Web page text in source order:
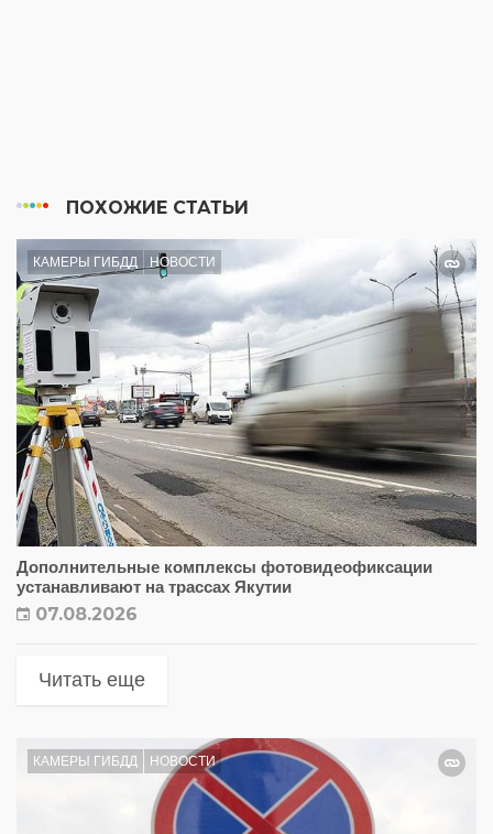
ПОХОЖИЕ СТАТЬИ
КАМЕРЫ ГИБДД НОВОСТИ
Дополнительные комплексы фотовидеофиксации
устанавливают на трассах Якутии
07.08.2026
Читать еще
КАМЕРЫ ГИБДД НОВОСТИ